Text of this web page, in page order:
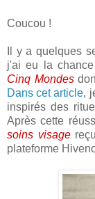
Coucou !
Il y a quelques
j'ai eu la
Cinq Mondes
Dans cet article,
inspirés des
Après cette
soins visage
plateforme